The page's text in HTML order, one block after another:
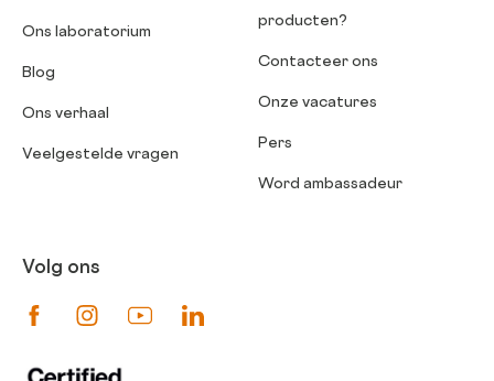
Ons laboratorium
Blog
Ons verhaal
Veelgestelde vragen
producten?
Contacteer ons
Onze vacatures
Pers
Word ambassadeur
Volg ons
Suivez-nous sur Facebook
Suivez-nous sur Instagram
Suivez-nous sur Youtube